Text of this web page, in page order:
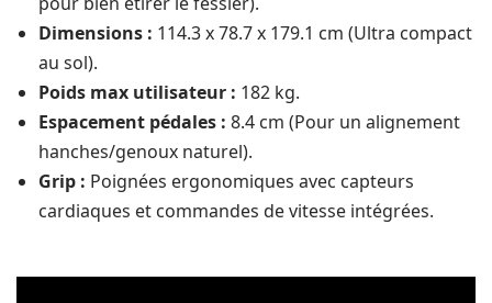
Dimensions : 114.3 x 78.7 x 179.1 cm (Ultra compact
au sol).
Poids max utilisateur : 182 kg.
Espacement pédales : 8.4 cm (Pour un alignement
hanches/genoux naturel).
Grip : Poignées ergonomiques avec capteurs
cardiaques et commandes de vitesse intégrées.